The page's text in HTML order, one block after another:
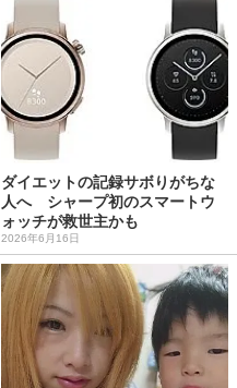
ダイエットの記録サボりがちな
人へ シャープ初のスマートウ
ォッチが救世主かも
2026年6月16日